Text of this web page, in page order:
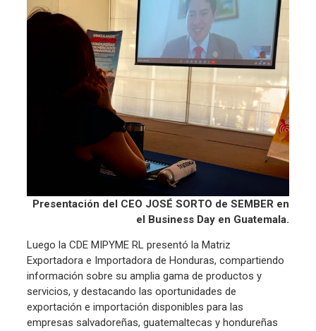
Presentación del CEO JOSÉ SORTO de SEMBER en
el Business Day en Guatemala.
Luego la CDE MIPYME RL presentó la Matriz
Exportadora e Importadora de Honduras, compartiendo
información sobre su amplia gama de productos y
servicios, y destacando las oportunidades de
exportación e importación disponibles para las
empresas salvadoreñas, guatemaltecas y hondureñas